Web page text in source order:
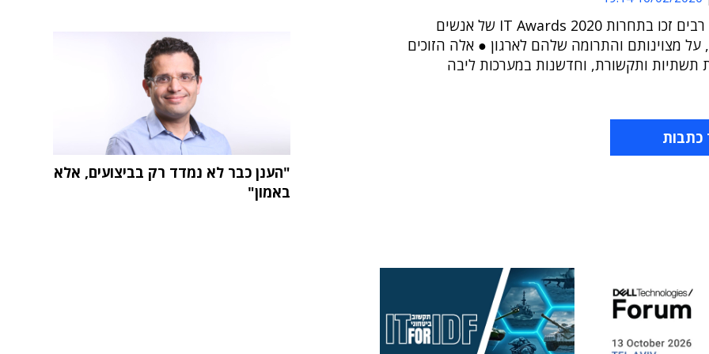
פרויקטים רבים זכו בתחרות IT Awards 2020 של אנשים
על מצוינותם והתרומה שלהם לארגון ● אלה הזוכים
תשתיות ותקשורת, וחדשנות במערכות ליבה
כתבות
"הענן כבר לא נמדד רק בביצועים, אלא
באמון"